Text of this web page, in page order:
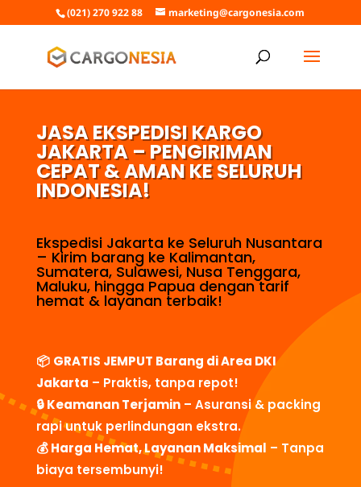
(021) 270 922 88 marketing@cargonesia.com
JASA EKSPEDISI KARGO
JAKARTA – PENGIRIMAN
CEPAT & AMAN KE SELURUH
INDONESIA!
Ekspedisi Jakarta ke Seluruh Nusantara
– Kirim barang ke Kalimantan,
Sumatera, Sulawesi, Nusa Tenggara,
Maluku, hingga Papua dengan tarif
hemat & layanan terbaik!
📦 GRATIS JEMPUT Barang di Area DKI
Jakarta – Praktis, tanpa repot!
🔒Keamanan Terjamin– Asuransi & packing
rapi untuk perlindungan ekstra.
💰Harga Hemat, Layanan Maksimal – Tanpa
biaya tersembunyi!